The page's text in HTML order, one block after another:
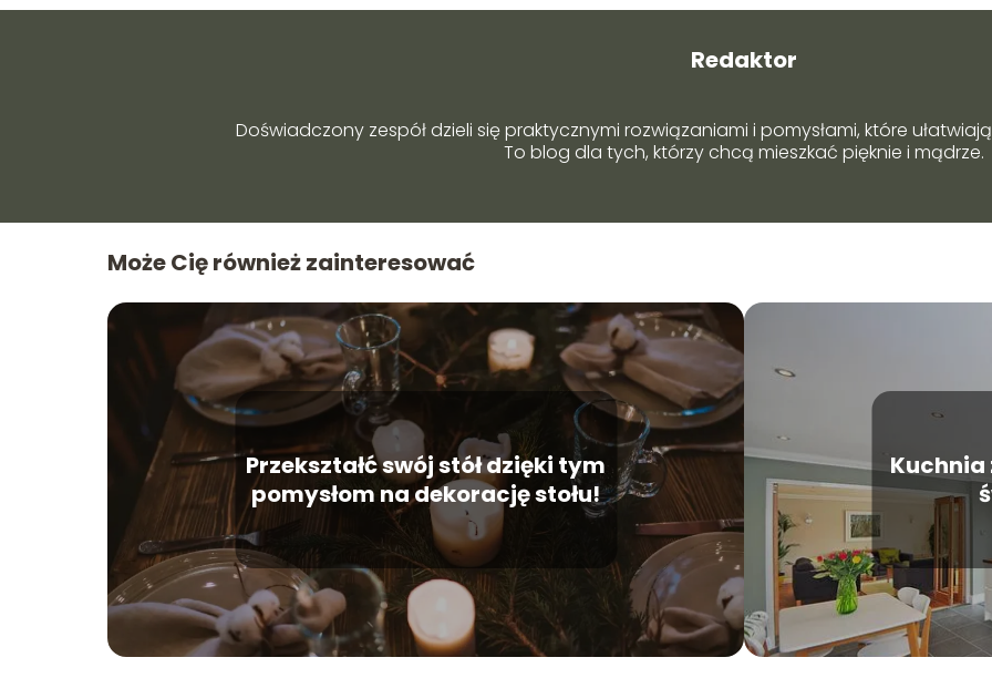
Redaktor
Doświadczony zespół dzieli się praktycznymi rozwiązaniami i pomysłami, które
To blog dla tych, którzy chcą mieszkać pięknie i mądrze.
Może Cię również zainteresować
Przekształć swój stół dzięki tym
pomysłom na dekorację stołu!
Kuchnia